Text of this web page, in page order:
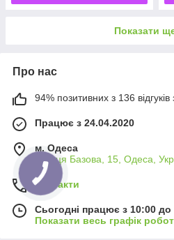
Показати
Про нас
94% позитивних з 136 відгуків
Працює з 24.04.2020
м. Одеса
вулиця Базова, 15, Одеса,
Контакти
Сьогодні працює з 10:00 до
Показати весь графік